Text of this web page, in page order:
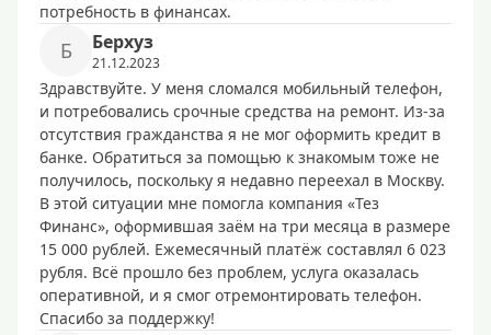
потребность в финансах.
Б Берхуз
21.12.2023
Здравствуйте. У меня сломался мобильный телефон,
и потребовались срочные средства на ремонт. Из-за
отсутствия гражданства я не мог оформить кредит в
банке. Обратиться за помощью к знакомым тоже не
получилось, поскольку я недавно переехал в Москву.
В этой ситуации мне помогла компания «Тез
Финанс», оформившая заём на три месяца в размере
15 000 рублей. Ежемесячный платёж составлял 6 023
рубля. Всё прошло без проблем, услуга оказалась
оперативной, и я смог отремонтировать телефон.
Спасибо за поддержку!